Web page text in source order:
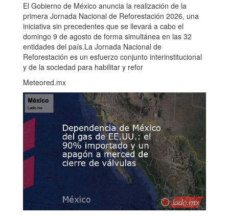
El Gobierno de México anuncia la realización de la
primera Jornada Nacional de Reforestación 2026, una
iniciativa sin precedentes que se llevará a cabo el
domingo 9 de agosto de forma simultánea en las 32
entidades del país.La Jornada Nacional de
Reforestación es un esfuerzo conjunto interinstitucional
y de la sociedad para habilitar y refor
Meteored.mx